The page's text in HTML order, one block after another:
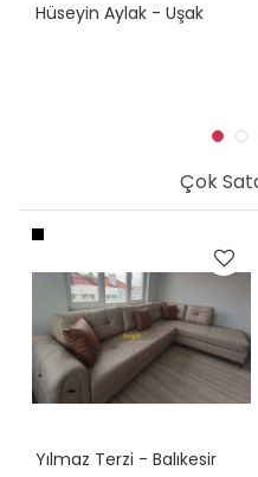
Hüseyin Aylak - Uşak
Çok
Yılmaz Terzi - Balıkesir